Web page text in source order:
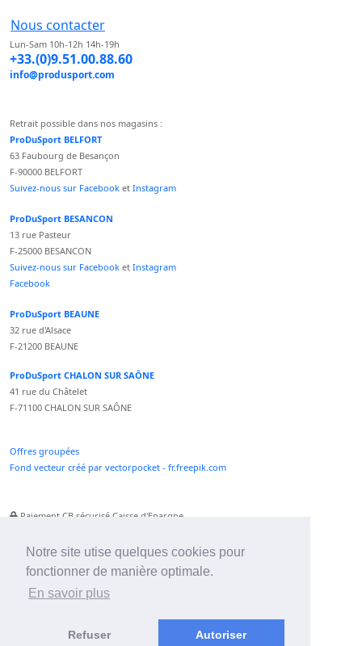
Notre site utise quelques cookies pour
fonctionner de manière optimale.
En savoir plus
Refuser Autoriser
Nous contacter
Lun-Sam 10h-12h 14h-19h
+33.(0)9.51.00.88.60
info@produsport.com
Retrait possible dans nos magasins :
ProDuSport BELFORT
63 Faubourg de Besançon
F-90000 BELFORT
Suivez-nous sur Facebook et Instagram
ProDuSport BESANCON
13 rue Pasteur
F-25000 BESANCON
Suivez-nous sur Facebook et Instagram
Facebook
ProDuSport BEAUNE
32 rue d'Alsace
F-21200 BEAUNE
ProDuSport CHALON SUR SAÔNE
41 rue du Châtelet
F-71100 CHALON SUR SAÔNE
Offres groupées
Fond vecteur créé par vectorpocket - fr.freepik.com
Paiement CB sécurisé Caisse d'Epargne
Paiement Paypal accepté